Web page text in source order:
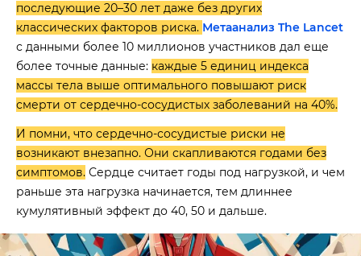
последующие 20–30 лет даже без других
классических факторов риска. Метаанализ The Lancet
с данными более 10 миллионов участников дал еще
более точные данные: каждые 5 единиц индекса
массы тела выше оптимального повышают риск
смерти от сердечно-сосудистых заболеваний на 40%.
И помни, что сердечно-сосудистые риски не
возникают внезапно. Они скапливаются годами без
симптомов. Сердце считает годы под нагрузкой, и чем
раньше эта нагрузка начинается, тем длиннее
кумулятивный эффект до 40, 50 и дальше.